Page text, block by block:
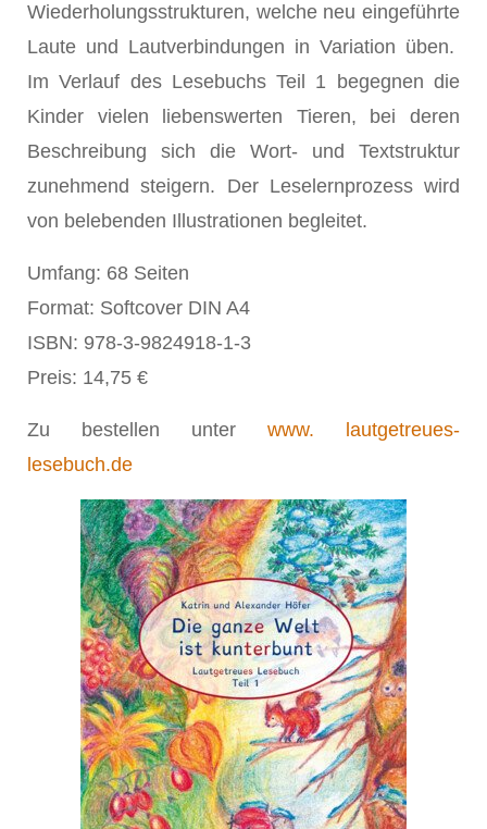
Wiederholungsstrukturen, welche neu eingeführte
Laute und Lautverbindungen in Variation üben.
Im Verlauf des Lesebuchs Teil 1 begegnen die
Kinder vielen liebenswerten Tieren, bei deren
Beschreibung sich die Wort- und Textstruktur
zunehmend steigern. Der Leselernprozess wird
von belebenden Illustrationen begleitet.
Umfang: 68 Seiten
Format: Softcover DIN A4
ISBN: 978-3-9824918-1-3
Preis: 14,75 €
Zu bestellen unter www. lautgetreues-
lesebuch.de